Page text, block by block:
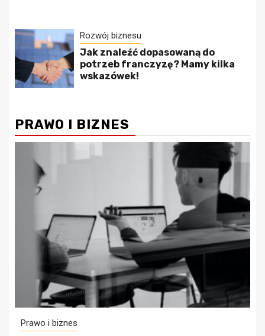
Rozwój biznesu
Jak znaleźć dopasowaną do
potrzeb franczyzę? Mamy kilka
wskazówek!
PRAWO I BIZNES
Prawo i biznes